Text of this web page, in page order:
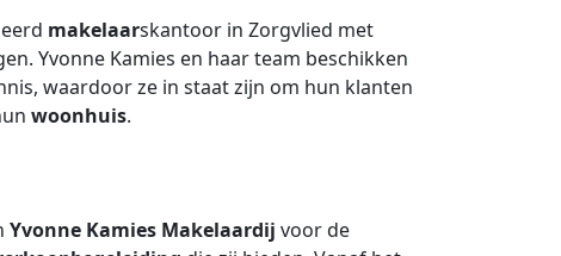
makelaarskantoor in Zorgvlied met
Yvonne Kamies en haar team beschikken
waardoor ze in staat zijn om hun klanten
woonhuis.
Yvonne Kamies Makelaardij voor de